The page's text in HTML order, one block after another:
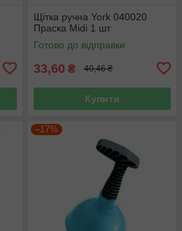
Щітка ручна York 040020
Праска Midi 1 шт
Готово до відправки
33,60 ₴ 40,46 ₴
Купити
–17%